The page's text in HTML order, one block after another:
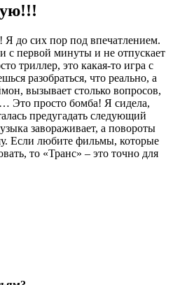
Я до сих пор под впечатлением.
первой минуты и не отпускает
триллер, это какая-то игра с
разобраться, что реально, а
вызывает столько вопросов,
Это просто бомба! Я сидела,
предугадать следующий
завораживает, а повороты
Если любите фильмы, которые
то «Транс» – это точно для